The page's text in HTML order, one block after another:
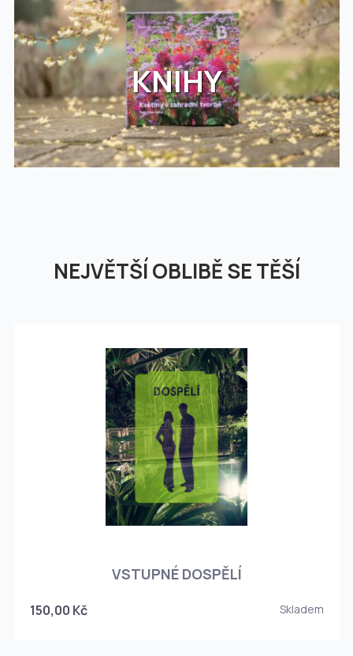
KNIHY
NEJVĚTŠÍ OBLIBĚ SE TĚŠÍ
VSTUPNÉ DOSPĚLÍ
150,00 Kč Skladem